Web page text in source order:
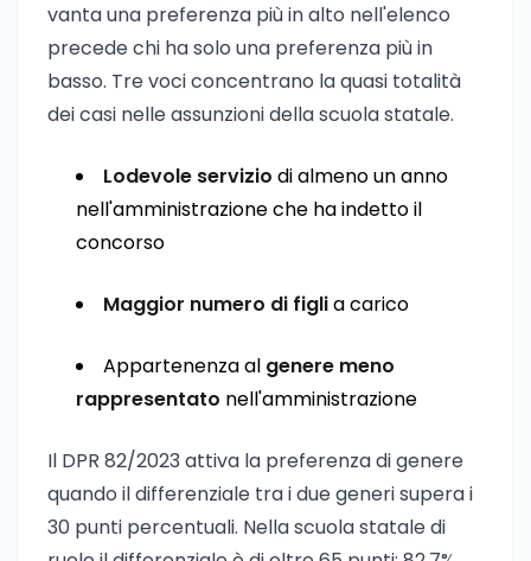
vanta una preferenza più in alto nell'elenco
precede chi ha solo una preferenza più in
basso. Tre voci concentrano la quasi totalità
dei casi nelle assunzioni della scuola statale.
Lodevole servizio di almeno un anno
nell'amministrazione che ha indetto il
concorso
Maggior numero di figlia carico
Appartenenza al genere meno
rappresentato nell'amministrazione
Il DPR 82/2023 attiva la preferenza di genere
quando il differenziale tra i due generi supera i
30 punti percentuali. Nella scuola statale di